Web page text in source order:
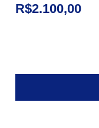
R$2.100,00